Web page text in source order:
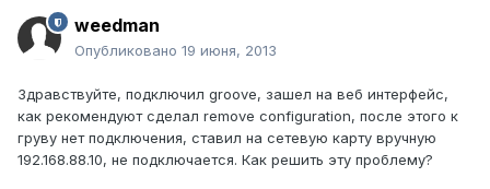
weedman
Опубликовано 19 июня, 2013
Здравствуйте, подключил groove, зашел на веб интерфейс,
как рекомендуют сделал remove configuration, после этого к
груву нет подключения, ставил на сетевую карту вручную
192.168.88.10, не подключается. Как решить эту проблему?